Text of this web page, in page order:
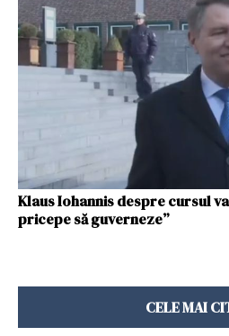
Klaus Iohannis despre cursul
pricepe să guverneze”
CELE MAI